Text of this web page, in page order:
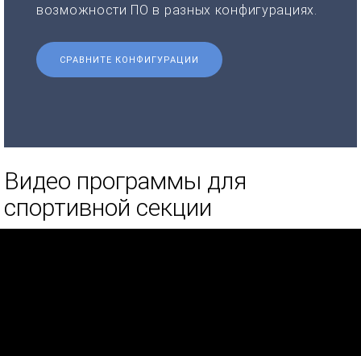
возможности ПО в разных конфигурациях.
СРАВНИТЕ КОНФИГУРАЦИИ
Видео программы для
спортивной секции